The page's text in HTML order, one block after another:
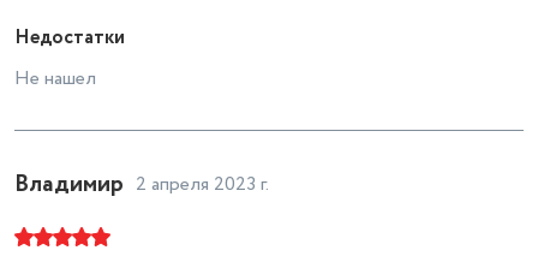
Недостатки
Не нашел
Владимир 2 апреля 2023 г.